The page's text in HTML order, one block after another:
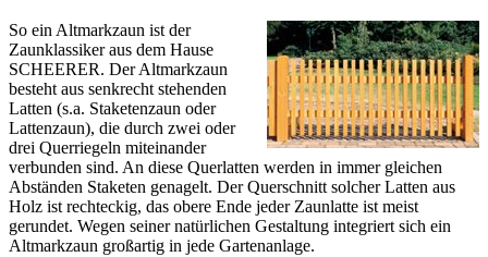
So ein Altmarkzaun ist der
Zaunklassiker aus dem Hause
SCHEERER. Der Altmarkzaun
besteht aus senkrecht stehenden
Latten (s.a. Staketenzaun oder
Lattenzaun), die durch zwei oder
drei Querriegeln miteinander
verbunden sind. An diese Querlatten werden in immer gleichen
Abständen Staketen genagelt. Der Querschnitt solcher Latten aus
Holz ist rechteckig, das obere Ende jeder Zaunlatte ist meist
gerundet. Wegen seiner natürlichen Gestaltung integriert sich ein
Altmarkzaun großartig in jede Gartenanlage.